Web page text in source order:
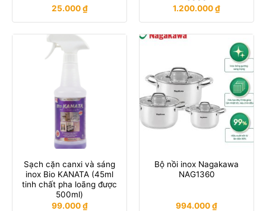
25.000₫
1.200.000₫
Sạch cặn canxi và sáng
inox Bio KANATA (45ml
tinh chất pha loãng được
500ml)
99.000₫
Bộ nồi inox Nagakawa
NAG1360
994.000₫